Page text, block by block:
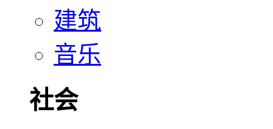
建筑
音乐
社会